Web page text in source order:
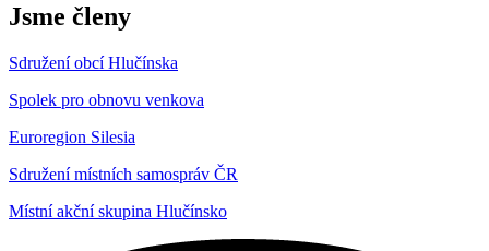
Jsme členy
Sdružení obcí Hlučínska
Spolek pro obnovu venkova
Euroregion Silesia
Sdružení místních samospráv ČR
Místní akční skupina Hlučínsko